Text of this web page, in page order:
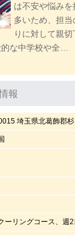
は不安や悩み
多いため、担当
りに対して親
な中学校や全…
報
埼玉県北葛飾郡
ーリングコース、週